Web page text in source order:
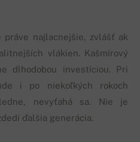
najlacnejšie, zvlášť ak
vlákien. Kašmírový
dlhodobou investíciou. Pri
i po niekoľkých rokoch
nevyťahá sa. Nie je
ďalšia generácia.